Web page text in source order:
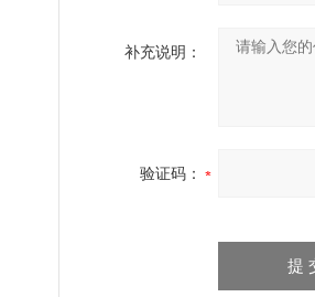
补充说明：
验证码：